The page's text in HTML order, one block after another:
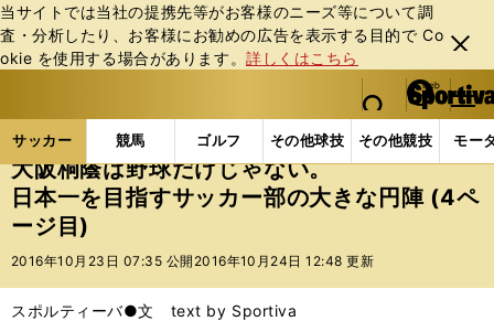
当サイトでは当社の提携先等がお客様のニーズ等について調
査・分析したり、お客様にお勧めの広告を表⽰する⽬的で Co
okie を使⽤する場合があります。詳しくはこちら
閉じ
る
web Sportiva (webスポルティーバ)
検索
マイペ
ー
ジ
メニュ
サッカー 競馬 ゴルフ その他球技 その他競技 モー
ス
ポ
ル
テ
ー
バ
サッカーの記事一覧 Jリーグ他 高校・ユース 大
大阪桐蔭は野球だけじゃない。
日本一を目指すサッカー部の大きな円陣 (4ペ
ージ目)
2016年10月23日 07:35 公開 2016年10月24日 12:48 更新
スポルティーバ●文 text by Sportiva